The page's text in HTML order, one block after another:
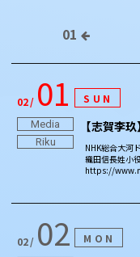
01
02 01 SUN
Media
Riku
【志賀李
NHK総合大河
織田信長姓小
https://
02 02 MON